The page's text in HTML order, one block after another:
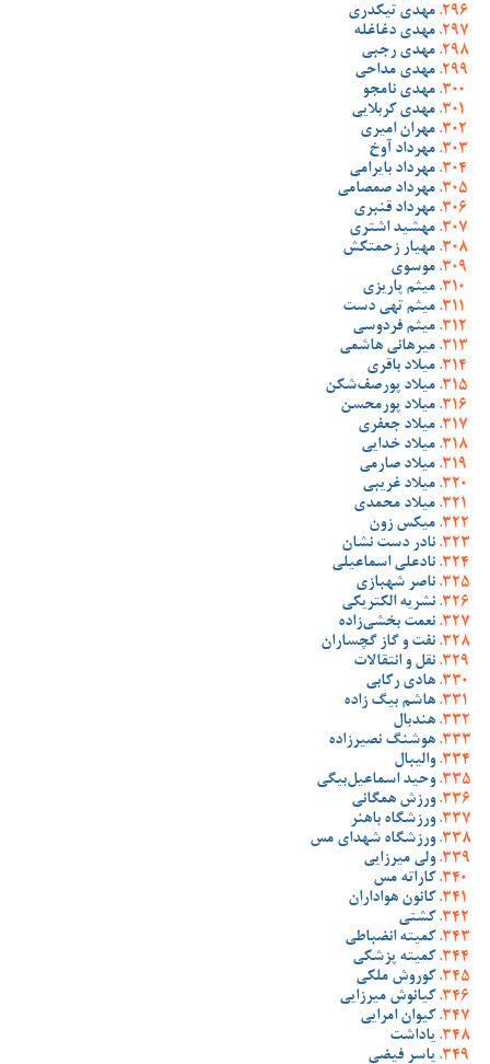
مهدی تیکدری
مهدی دغاغله
مهدی رجبی
مهدی مداحی
مهدی نامجو
مهدی کربلایی
مهران امیری
مهرداد آوخ
مهرداد بایرامی
مهرداد صمصامی
مهرداد قنبری
مهشید اشتری
مهیار زحمتکش
موسوی
میثم پاریزی
میثم تهی دست
میثم فردوسی
میرهانی هاشمی
میلاد باقری
میلاد پورصف‌شکن
میلاد پورمحسن
میلاد جعفری
میلاد خدایی
میلاد صارمی
میلاد غریبی
میلاد محمدی
میکس زون
نادر دست نشان
نادعلی اسماعیلی
ناصر شهبازی
نشریه الکتریکی
نعمت بخشی‌زاده
نفت و گاز گچساران
نقل و انتقالات
هادی رکابی
هاشم بیگ زاده
هندبال
هوشنگ نصیرزاده
والیبال
وحید اسماعیل‌بیگی
ورزش همگانی
ورزشگاه باهنر
ورزشگاه شهدای مس
ولی میرزایی
کاراته مس
کانون هواداران
کشتی
کمیته انضباطی
کمیته پزشکی
کوروش ملکی
کیانوش میرزایی
کیوان امرایی
یاداشت
یاسر فیضی